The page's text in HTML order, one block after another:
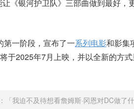
《银河护卫队》三部曲做到最好，
一阶段，宣布了一系列电影和影集
于2025年7月上映，并以全新的方
「我迫不及待想看詹姆斯·冈恩对DC做了什